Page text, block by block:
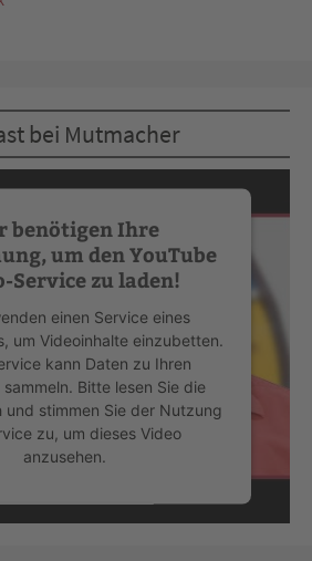
bei Mutmacher
benötigen Ihre
um den YouTube
Service zu laden!
einen Service eines
um Videoinhalte einzubetten.
kann Daten zu Ihren
Bitte lesen Sie die
und stimmen Sie der Nutzung
zu, um dieses Video
anzusehen.
Informationen